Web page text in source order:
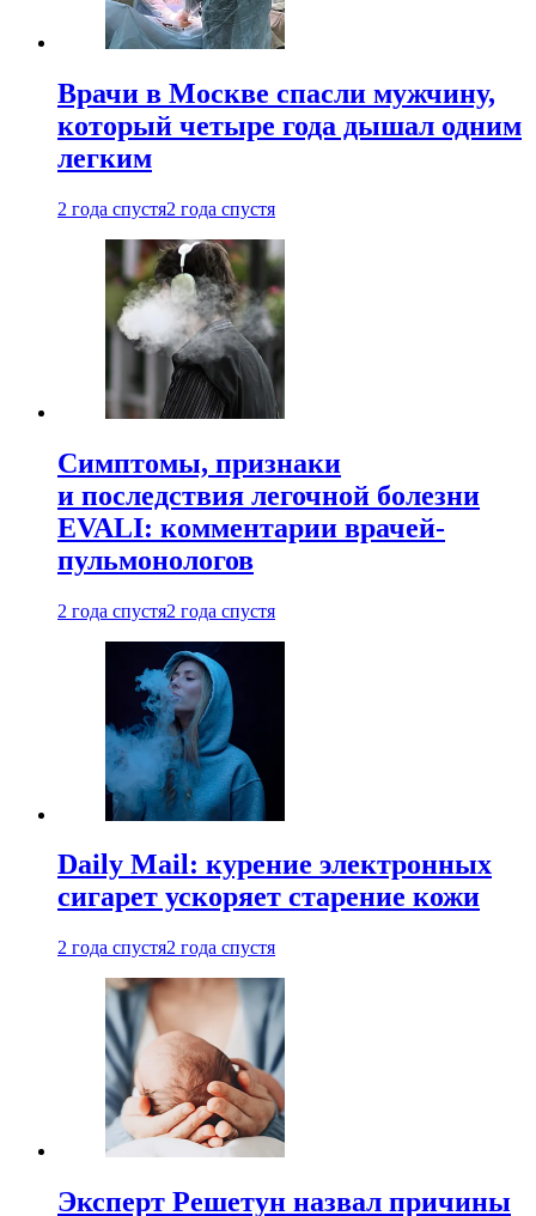
Врачи в Москве спасли мужчину,
который четыре года дышал одним
легким
2 года спустя2 года спустя
Симптомы, признаки
и последствия легочной болезни
EVALI: комментарии врачей-
пульмонологов
2 года спустя2 года спустя
Daily Mail: курение электронных
сигарет ускоряет старение кожи
2 года спустя2 года спустя
Эксперт Решетун назвал причины